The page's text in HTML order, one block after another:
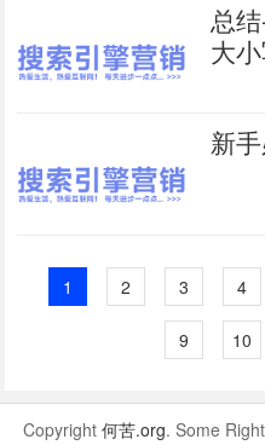
总
大
新
1 2 3 4
9 10
Copyright何苦.org. Some